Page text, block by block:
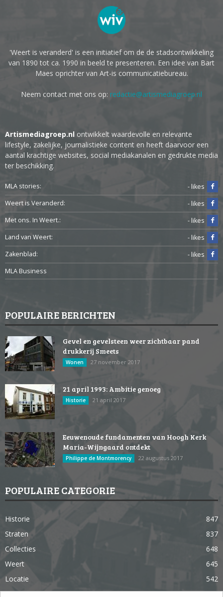
'Weert is veranderd' is een initiatief om de de stadsontwikkeling
van 1890 tot ca. 1990 in beeld te presenteren. Een idee van Bart
Maes oprichter van Art-is communicatiebureau.
Neem contact met ons op: redactie@artismediagroep.nl
Artismediagroep.nl ontwikkelt waardevolle en relevante
lifestyle, zakelijke, journalistieke content en heeft daarvoor een
aantal krachtige websites, social mediakanalen en gedrukte media
ter beschikking.
MLA stories:
- likes
Weert is Veranderd:
- likes
Met ons. In Weert.:
- likes
Land van Weert:
- likes
Zakenblad:
- likes
MLA Business
POPULAIRE BERICHTEN
Gevel en gevelsteen weer zichtbaar pand
drukkerij Smeets
Wonen 27 november 2017
21 april 1993: Ambitie genoeg
Historie 21 april 2017
Eeuwenoude fundamenten van Hoogh Kerk
Maria-Wijngaard ontdekt
Philippe de Montmorency 22 augustus 2017
POPULAIRE CATEGORIE
Historie
847
Straten
837
Collecties
648
Weert
645
Locatie
542
Weert in 365 dagen
363